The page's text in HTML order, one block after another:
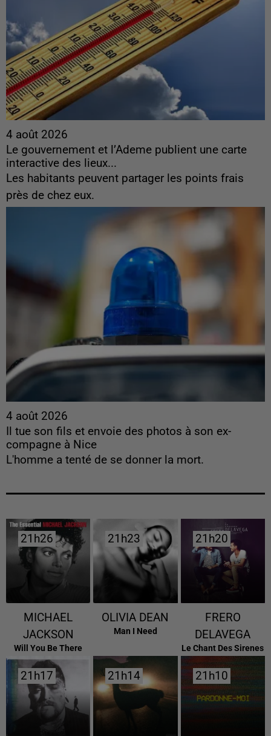
4 août 2026
Le gouvernement et l’Ademe publient une carte
interactive des lieux...
Les habitants peuvent partager les points frais
près de chez eux.
4 août 2026
Il tue son fils et envoie des photos à son ex-
compagne à Nice
L'homme a tenté de se donner la mort.
21h26
21h26
MICHAEL
JACKSON
Will You Be There
21h23
21h23
OLIVIA DEAN
Man I Need
21h20
21h20
FRERO
DELAVEGA
Le Chant Des Sirenes
21h17
21h17 21h14
21h14 21h10
21h10